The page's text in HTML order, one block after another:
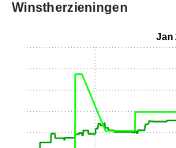
Winstherzieningen